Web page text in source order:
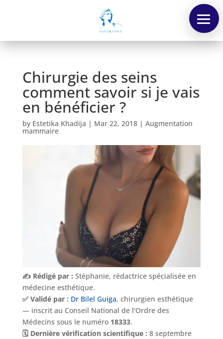
Chirurgie des seins
comment savoir si je vais
en bénéficier ?
by Estetika Khadija | Mar 22, 2018| Augmentation
mammaire
✍️ Rédigé par : Stéphanie, rédactrice spécialisée en
médecine esthétique.
✅ Validé par : Dr Bilel Guiga, chirurgien esthétique
— inscrit au Conseil National de l'Ordre des
Médecins sous le numéro 18333.
🗓️ Dernière vérification scientifique : 8 septembre